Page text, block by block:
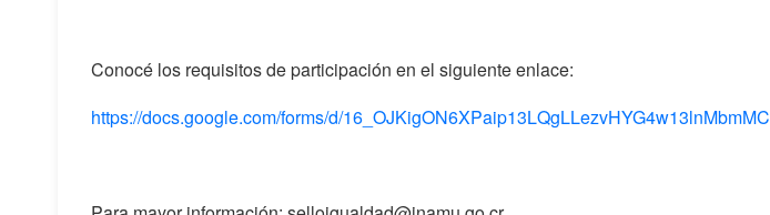
Conocé los requisitos de participación en el siguiente enlace:
https://docs.google.com/forms/d/